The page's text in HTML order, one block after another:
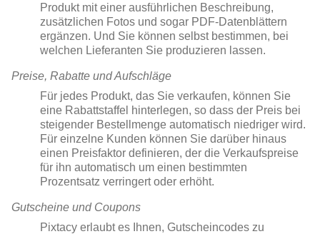
Produkt mit einer ausführlichen Beschreibung,
zusätzlichen Fotos und sogar PDF-Datenblättern
ergänzen. Und Sie können selbst bestimmen, bei
welchen Lieferanten Sie produzieren lassen.
Preise, Rabatte und Aufschläge
Für jedes Produkt, das Sie verkaufen, können Sie
eine Rabattstaffel hinterlegen, so dass der Preis bei
steigender Bestellmenge automatisch niedriger wird.
Für einzelne Kunden können Sie darüber hinaus
einen Preisfaktor definieren, der die Verkaufspreise
für ihn automatisch um einen bestimmten
Prozentsatz verringert oder erhöht.
Gutscheine und Coupons
Pixtacy erlaubt es Ihnen, Gutscheincodes zu